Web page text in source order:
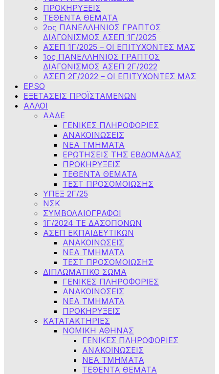
ΠΡΟΚΗΡΥΞΕΙΣ
ΤΕΘΕΝΤΑ ΘΕΜΑΤΑ
2ος ΠΑΝΕΛΛΗΝΙΟΣ ΓΡΑΠΤΟΣ
ΔΙΑΓΩΝΙΣΜΟΣ ΑΣΕΠ 1Γ/2025
ΑΣΕΠ 1Γ/2025 – ΟΙ ΕΠΙΤΥΧΟΝΤΕΣ ΜΑΣ
1ος ΠΑΝΕΛΛΗΝΙΟΣ ΓΡΑΠΤΟΣ
ΔΙΑΓΩΝΙΣΜΟΣ ΑΣΕΠ 2Γ/2022
ΑΣΕΠ 2Γ/2022 – ΟΙ ΕΠΙΤΥΧΟΝΤΕΣ ΜΑΣ
EPSO
ΕΞΕΤΑΣΕΙΣ ΠΡΟΪΣΤΑΜΕΝΩΝ
ΑΛΛΟΙ
ΑΑΔΕ
ΓΕΝΙΚΕΣ ΠΛΗΡΟΦΟΡΙΕΣ
ΑΝΑΚΟΙΝΩΣΕΙΣ
NEA TMHMATA
ΕΡΩΤΗΣΕΙΣ ΤΗΣ ΕΒΔΟΜΑΔΑΣ
ΠΡΟΚΗΡΥΞΕΙΣ
ΤΕΘΕΝΤΑ ΘΕΜΑΤΑ
ΤΕΣΤ ΠΡΟΣΟΜΟΙΩΣΗΣ
ΥΠΕΞ 2Γ/25
ΝΣΚ
ΣΥΜΒΟΛΑΙΟΓΡΑΦΟΙ
1Γ/2024 ΤΕ ΔΑΣΟΠΟΝΩΝ
ΑΣΕΠ ΕΚΠΑΙΔΕΥΤΙΚΩΝ
ΑΝΑΚΟΙΝΩΣΕΙΣ
ΝΕΑ ΤΜΗΜΑΤΑ
ΤΕΣΤ ΠΡΟΣΟΜΟΙΩΣΗΣ
ΔΙΠΛΩΜΑΤΙΚΟ ΣΩΜΑ
ΓΕΝΙΚΕΣ ΠΛΗΡΟΦΟΡΙΕΣ
ΑΝΑΚΟΙΝΩΣΕΙΣ
ΝΕΑ ΤΜΗΜΑΤΑ
ΠΡΟΚΗΡΥΞΕΙΣ
ΚΑΤΑΤΑΚΤΗΡΙΕΣ
ΝΟΜΙΚΗ ΑΘΗΝΑΣ
ΓΕΝΙΚΕΣ ΠΛΗΡΟΦΟΡΙΕΣ
ΑΝΑΚΟΙΝΩΣΕΙΣ
ΝΕΑ ΤΜΗΜΑΤΑ
ΤΕΘΕΝΤΑ ΘΕΜΑΤΑ